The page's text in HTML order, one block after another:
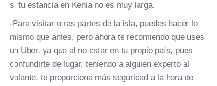
si tu estancia en Kenia no es muy larga.
-Para visitar otras partes de la isla, puedes hacer lo
mismo que antes, pero ahora te recomiendo que uses
un Uber, ya que al no estar en tu propio país, pues
confundirte de lugar, teniendo a alguien experto al
volante, te proporciona más seguridad a la hora de